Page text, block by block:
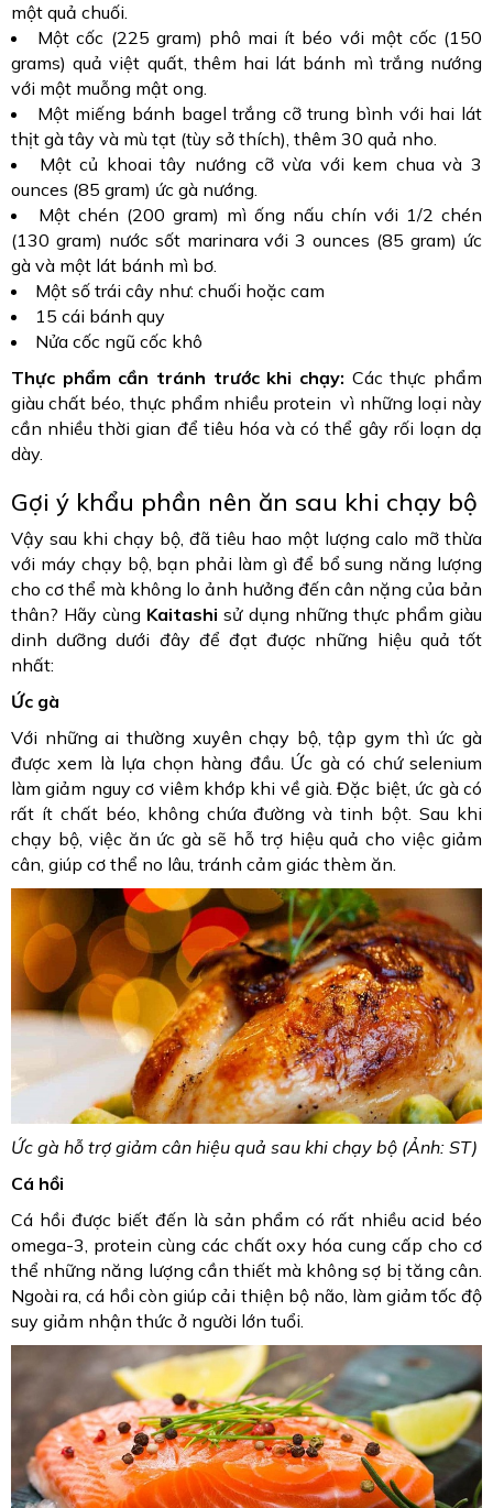
một quả chuối.
Một cốc (225 gram) phô mai ít béo với một cốc (150
grams) quả việt quất, thêm hai lát bánh mì trắng nướng
với một muỗng mật ong.
Một miếng bánh bagel trắng cỡ trung bình với hai lát
thịt gà tây và mù tạt (tùy sở thích), thêm 30 quả nho.
Một củ khoai tây nướng cỡ vừa với kem chua và 3
ounces (85 gram) ức gà nướng.
Một chén (200 gram) mì ống nấu chín với 1/2 chén
(130 gram) nước sốt marinara với 3 ounces (85 gram) ức
gà và một lát bánh mì bơ.
Một số trái cây như: chuối hoặc cam
15 cái bánh quy
Nửa cốc ngũ cốc khô
Thực phẩm cần tránh trước khi chạy: Các thực phẩm
giàu chất béo, thực phẩm nhiều protein vì những loại này
cần nhiều thời gian để tiêu hóa và có thể gây rối loạn dạ
dày.
Gợi ý khẩu phần nên ăn sau khi chạy bộ
Vậy sau khi chạy bộ, đã tiêu hao một lượng calo mỡ thừa
với máy chạy bộ, bạn phải làm gì để bổ sung năng lượng
cho cơ thể mà không lo ảnh hưởng đến cân nặng của bản
thân? Hãy cùng Kaitashi sử dụng những thực phẩm giàu
dinh dưỡng dưới đây để đạt được những hiệu quả tốt
nhất:
Ức gà
Với những ai thường xuyên chạy bộ, tập gym thì ức gà
được xem là lựa chọn hàng đầu. Ức gà có chứ selenium
làm giảm nguy cơ viêm khớp khi về già. Đặc biệt, ức gà có
rất ít chất béo, không chứa đường và tinh bột. Sau khi
chạy bộ, việc ăn ức gà sẽ hỗ trợ hiệu quả cho việc giảm
cân, giúp cơ thể no lâu, tránh cảm giác thèm ăn.
Ức gà hỗ trợ giảm cân hiệu quả sau khi chạy bộ (Ảnh: ST)
Cá hồi
Cá hồi được biết đến là sản phẩm có rất nhiều acid béo
omega-3, protein cùng các chất oxy hóa cung cấp cho cơ
thể những năng lượng cần thiết mà không sợ bị tăng cân.
Ngoài ra, cá hồi còn giúp cải thiện bộ não, làm giảm tốc độ
suy giảm nhận thức ở người lớn tuổi.